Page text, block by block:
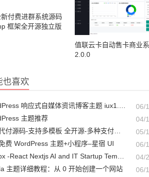
付费进群系统源码
框架全开源独立版
值联云卡自动售卡商业
2.0.0
也喜欢
响应式自媒体资讯博客主题 iux1.2.2 爱前端主题
06/
主题推荐
04/
付源码-支持多模板 全开源-多种支付通道
05/
费 WordPress 主题+小程序–星宿 UI
06/
-React Nextjs AI and IT Startup Template-主题派
04/
主题详细教程：从 0 开始创建一个网站 06/